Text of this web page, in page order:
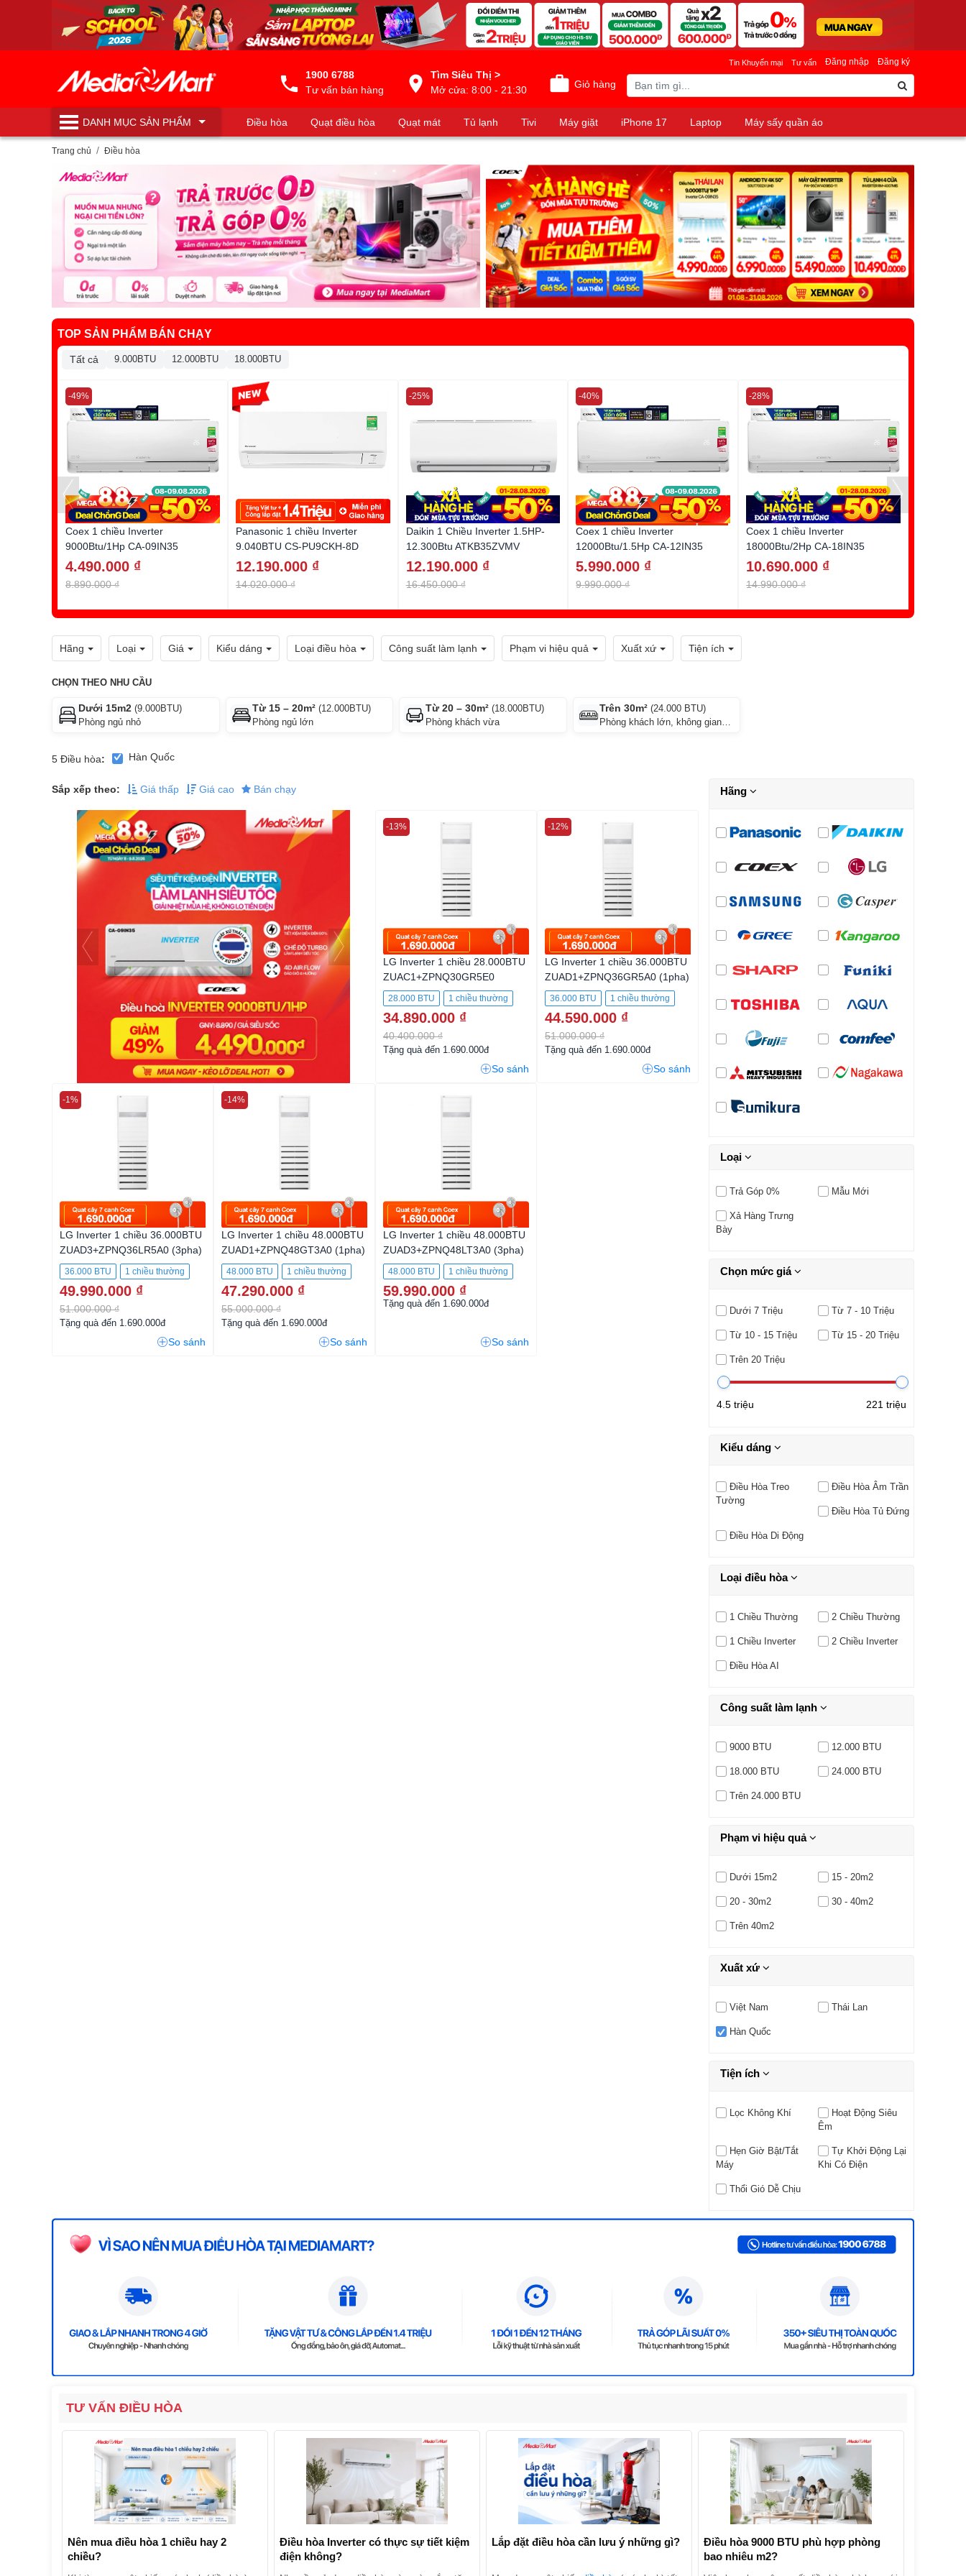
1900 6788
Tư vấn bán hàng
Tìm Siêu Thị >
Mở cửa: 8:00 - 21:30
Giỏ hàng
Đăng nhập Đăng ký
Tin Khuyến mại Tư vấn
DANH MỤCSẢN PHẨM Điều hòa Quạt điều hòa Quạt mát Tủ lạnh Tivi Máy giặt iPhone 17 Laptop
Máy sấy quần áo
Máy lọc nước
Trang chủ Điều hòa
TOP SẢN PHẨM BÁN CHẠY
Tất cả 9.000BTU 12.000BTU 18.000BTU
Coex 1 chiều Inverter
9000Btu/1Hp CA-09IN35
4.490.000 ₫
8.890.000 ₫
-49%
Panasonic 1 chiều Inverter
9.040BTU CS-PU9CKH-8D
12.190.000 ₫
14.020.000 ₫
-13%
Daikin 1 Chiều Inverter 1.5HP-
12.300Btu ATKB35ZVMV
12.190.000 ₫
16.450.000 ₫
-25%
Coex 1 chiều Inverter
12000Btu/1.5Hp CA-12IN35
5.990.000 ₫
9.990.000 ₫
-40%
Coex 1 chiều Inverter
18000Btu/2Hp CA-18IN35
10.690.000 ₫
14.990.000 ₫
-28%
Hãng Loại Giá Kiểu dáng Loại điều hòa Công suất làm lạnh Phạm vi hiệu quả Xuất xứ Tiện ích
CHỌN THEO NHU CẦU
Dưới 15m2 (9.000BTU)
Phòng ngủ nhỏ
Từ 15 – 20m²(12.000BTU)
Phòng ngủ lớn
Từ 20 – 30m² (18.000BTU)
Phòng khách vừa
Trên 30m²(24.000 BTU)
Phòng khách lớn, không gian
5 Điều hòa: Hàn Quốc
Sắp xếp theo: Giá thấp Giá cao Bán chạy
LG Inverter 1 chiều 28.000BTU
ZUAC1+ZPNQ30GR5E0
28.000 BTU 1 chiều thường
34.890.000 ₫
40.400.000 ₫
-13%
Tặng quà đến 1.690.000đ
So sánh
LG Inverter 1 chiều 36.000BTU
ZUAD1+ZPNQ36GR5A0 (1pha)
36.000 BTU 1 chiều thường
44.590.000 ₫
51.000.000 ₫
-12%
Tặng quà đến 1.690.000đ
So sánh
LG Inverter 1 chiều 36.000BTU
ZUAD3+ZPNQ36LR5A0 (3pha)
36.000 BTU 1 chiều thường
49.990.000 ₫
51.000.000 ₫
-1%
Tặng quà đến 1.690.000đ
So sánh
LG Inverter 1 chiều 48.000BTU
ZUAD1+ZPNQ48GT3A0 (1pha)
48.000 BTU 1 chiều thường
47.290.000 ₫
55.000.000 ₫
-14%
Tặng quà đến 1.690.000đ
So sánh
LG Inverter 1 chiều 48.000BTU
ZUAD3+ZPNQ48LT3A0 (3pha)
48.000 BTU 1 chiều thường
59.990.000 ₫
Tặng quà đến 1.690.000đ
So sánh
Hãng
Loại
Trả Góp 0% Mẫu Mới
Xả Hàng Trưng
Bày
Chọn mức giá
Dưới 7 Triệu Từ 7 - 10 Triệu
Từ 10 - 15 Triệu Từ 15 - 20 Triệu
Trên 20 Triệu
4.5 triệu 221 triệu
Kiểu dáng
Điều Hòa Treo
Tường
Điều Hòa Âm Trần
Điều Hòa Tủ Đứng
Điều Hòa Di Động
Loại điều hòa
1 Chiều Thường 2 Chiều Thường
1 Chiều Inverter 2 Chiều Inverter
Điều Hòa AI
Công suất làm lạnh
9000 BTU 12.000 BTU
18.000 BTU 24.000 BTU
Trên 24.000 BTU
Phạm vi hiệu quả
Dưới 15m2 15 - 20m2
20 - 30m2 30 - 40m2
Trên 40m2
Xuất xứ
Việt Nam Thái Lan
Hàn Quốc
Tiện ích
Lọc Không Khí
Hoạt Động Siêu
Êm
Hẹn Giờ Bật/tắt
Máy
Tự Khởi Động Lại
Khi Có Điện
Thổi Gió Dễ Chịu
TƯ VẤN ĐIỀU HÒA
Nên mua điều hòa 1 chiều hay 2
chiều?
Điều hòa Inverter có thực sự tiết kiệm
điện không?
Lắp đặt điều hòa cần lưu ý những gì?
Điều hòa 9000 BTU phù hợp phòng
bao nhiêu m2?